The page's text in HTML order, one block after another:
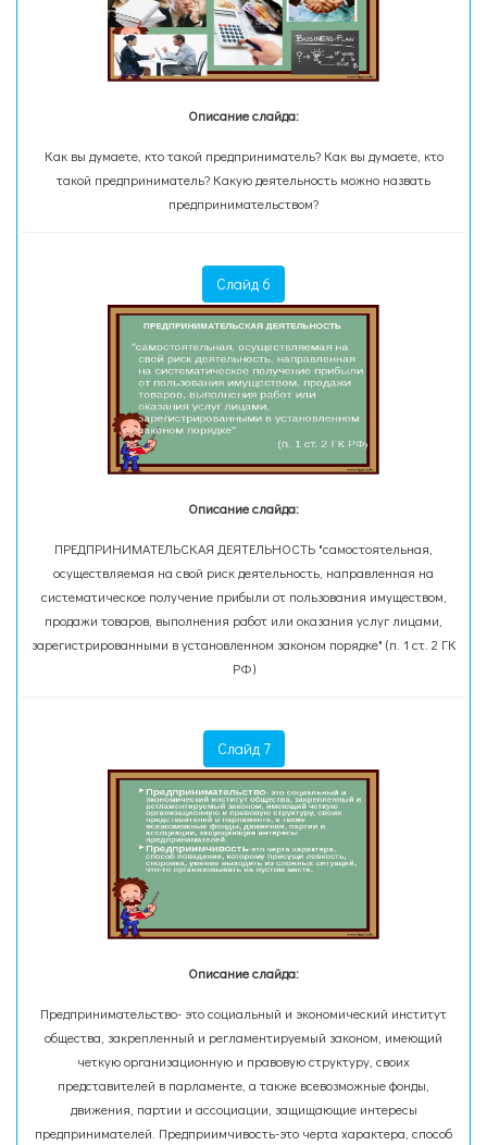
Описание слайда:
Как вы думаете, кто такой предприниматель? Как вы думаете, кто
такой предприниматель? Какую деятельность можно назвать
предпринимательством?
Слайд 6
Описание слайда:
ПРЕДПРИНИМАТЕЛЬСКАЯ ДЕЯТЕЛЬНОСТЬ "самостоятельная,
осуществляемая на свой риск деятельность, направленная на
систематическое получение прибыли от пользования имуществом,
продажи товаров, выполнения работ или оказания услуг лицами,
зарегистрированными в установленном законом порядке" (п. 1 ст. 2 ГК
РФ)
Слайд 7
Описание слайда:
Предпринимательство- это социальный и экономический институт
общества, закрепленный и регламентируемый законом, имеющий
четкую организационную и правовую структуру, своих
представителей в парламенте, а также всевозможные фонды,
движения, партии и ассоциации, защищающие интересы
предпринимателей. Предприимчивость-это черта характера, способ